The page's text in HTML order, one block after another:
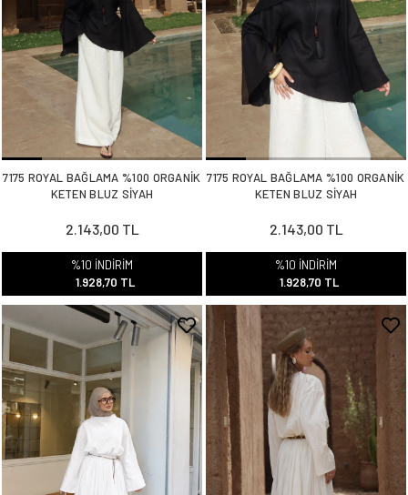
7175 ROYAL BAĞLAMA %100 ORGANİK
KETEN BLUZ SİYAH
2.143,00 TL
%10 İNDİRİM
1.928,70 TL
7175 ROYAL BAĞLAMA %100 ORGANİK
KETEN BLUZ SİYAH
2.143,00 TL
%10 İNDİRİM
1.928,70 TL